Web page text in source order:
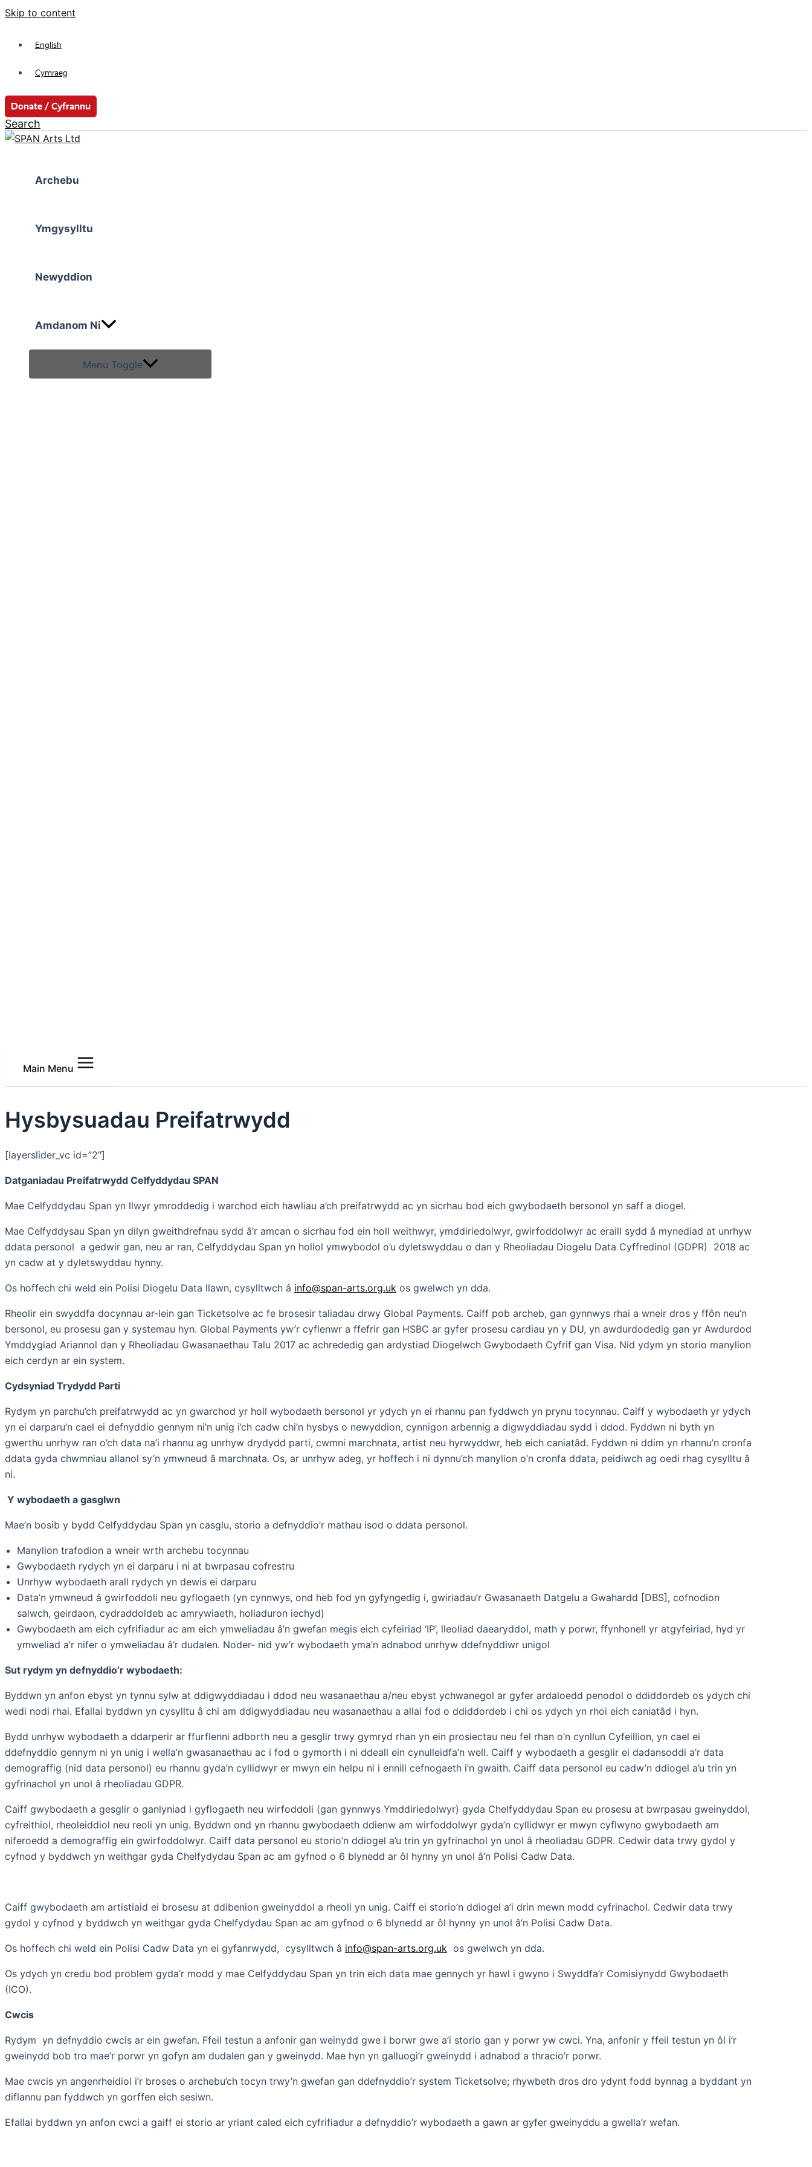
Skip to content
English
Cymraeg
Donate / Cyfrannu
Search
Archebu
Ymgysylltu
Newyddion
Amdanom Ni
Menu Toggle
Main Menu
Hysbysuadau Preifatrwydd
[layerslider_vc id=”2″]
Datganiadau Preifatrwydd Celfyddydau SPAN
Mae Celfyddydau Span yn llwyr ymroddedig i warchod eich hawliau a’ch preifatrwydd ac yn sicrhau bod eich gwybodaeth bersonol yn saff a diogel.
Mae Celfyddysau Span yn dilyn gweithdrefnau sydd â’r amcan o sicrhau fod ein holl weithwyr, ymddiriedolwyr, gwirfoddolwyr ac eraill sydd â mynediad at unrhyw
ddata personol a gedwir gan, neu ar ran, Celfyddydau Span yn hollol ymwybodol o’u dyletswyddau o dan y Rheoliadau Diogelu Data Cyffredinol (GDPR) 2018 ac
yn cadw at y dyletswyddau hynny.
Os hoffech chi weld ein Polisi Diogelu Data llawn, cysylltwch â info@span-arts.org.uk os gwelwch yn dda.
Rheolir ein swyddfa docynnau ar-lein gan Ticketsolve ac fe brosesir taliadau drwy Global Payments. Caiff pob archeb, gan gynnwys rhai a wneir dros y ffôn neu’n
bersonol, eu prosesu gan y systemau hyn. Global Payments yw’r cyflenwr a ffefrir gan HSBC ar gyfer prosesu cardiau yn y DU, yn awdurdodedig gan yr Awdurdod
Ymddygiad Ariannol dan y Rheoliadau Gwasanaethau Talu 2017 ac achrededig gan ardystiad Diogelwch Gwybodaeth Cyfrif gan Visa. Nid ydym yn storio manylion
eich cerdyn ar ein system.
Cydsyniad Trydydd Parti
Rydym yn parchu’ch preifatrwydd ac yn gwarchod yr holl wybodaeth bersonol yr ydych yn ei rhannu pan fyddwch yn prynu tocynnau. Caiff y wybodaeth yr ydych
yn ei darparu’n cael ei defnyddio gennym ni’n unig i’ch cadw chi’n hysbys o newyddion, cynnigon arbennig a digwyddiadau sydd i ddod. Fyddwn ni byth yn
gwerthu unrhyw ran o’ch data na’i rhannu ag unrhyw drydydd parti, cwmni marchnata, artist neu hyrwyddwr, heb eich caniatâd. Fyddwn ni ddim yn rhannu’n cronfa
ddata gyda chwmniau allanol sy’n ymwneud â marchnata. Os, ar unrhyw adeg, yr hoffech i ni dynnu’ch manylion o’n cronfa ddata, peidiwch ag oedi rhag cysylltu â
ni.
Y wybodaeth a gasglwn
Mae’n bosib y bydd Celfyddydau Span yn casglu, storio a defnyddio’r mathau isod o ddata personol.
Manylion trafodion a wneir wrth archebu tocynnau
Gwybodaeth rydych yn ei darparu i ni at bwrpasau cofrestru
Unrhyw wybodaeth arall rydych yn dewis ei darparu
Data’n ymwneud â gwirfoddoli neu gyflogaeth (yn cynnwys, ond heb fod yn gyfyngedig i, gwiriadau’r Gwasanaeth Datgelu a Gwahardd [DBS], cofnodion
salwch, geirdaon, cydraddoldeb ac amrywiaeth, holiaduron iechyd)
Gwybodaeth am eich cyfrifiadur ac am eich ymweliadau â’n gwefan megis eich cyfeiriad ‘IP’, lleoliad daearyddol, math y porwr, ffynhonell yr atgyfeiriad, hyd yr
ymweliad a’r nifer o ymweliadau â’r dudalen. Noder- nid yw’r wybodaeth yma’n adnabod unrhyw ddefnyddiwr unigol
Sut rydym yn defnyddio’r wybodaeth:
Byddwn yn anfon ebyst yn tynnu sylw at ddigwyddiadau i ddod neu wasanaethau a/neu ebyst ychwanegol ar gyfer ardaloedd penodol o ddiddordeb os ydych chi
wedi nodi rhai. Efallai byddwn yn cysylltu â chi am ddigwyddiadau neu wasanaethau a allai fod o ddiddordeb i chi os ydych yn rhoi eich caniatâd i hyn.
Bydd unrhyw wybodaeth a ddarperir ar ffurflenni adborth neu a gesglir trwy gymryd rhan yn ein prosiectau neu fel rhan o’n cynllun Cyfeillion, yn cael ei
ddefnyddio gennym ni yn unig i wella’n gwasanaethau ac i fod o gymorth i ni ddeall ein cynulleidfa’n well. Caiff y wybodaeth a gesglir ei dadansoddi a’r data
demograffig (nid data personol) eu rhannu gyda’n cyllidwyr er mwyn ein helpu ni i ennill cefnogaeth i’n gwaith. Caiff data personol eu cadw’n ddiogel a’u trin yn
gyfrinachol yn unol â rheoliadau GDPR.
Caiff gwybodaeth a gesglir o ganlyniad i gyflogaeth neu wirfoddoli (gan gynnwys Ymddiriedolwyr) gyda Chelfyddydau Span eu prosesu at bwrpasau gweinyddol,
cyfreithiol, rheoleiddiol neu reoli yn unig. Byddwn ond yn rhannu gwybodaeth ddienw am wirfoddolwyr gyda’n cyllidwyr er mwyn cyflwyno gwybodaeth am
niferoedd a demograffig ein gwirfoddolwyr. Caiff data personol eu storio’n ddiogel a’u trin yn gyfrinachol yn unol â rheoliadau GDPR. Cedwir data trwy gydol y
cyfnod y byddwch yn weithgar gyda Chelfydydau Span ac am gyfnod o 6 blynedd ar ôl hynny yn unol â’n Polisi Cadw Data.
Caiff gwybodaeth am artistiaid ei brosesu at ddibenion gweinyddol a rheoli yn unig. Caiff ei storio’n ddiogel a’i drin mewn modd cyfrinachol. Cedwir data trwy
gydol y cyfnod y byddwch yn weithgar gyda Chelfydydau Span ac am gyfnod o 6 blynedd ar ôl hynny yn unol â’n Polisi Cadw Data.
Os hoffech chi weld ein Polisi Cadw Data yn ei gyfanrwydd, cysylltwch â info@span-arts.org.uk os gwelwch yn dda.
Os ydych yn credu bod problem gyda’r modd y mae Celfyddydau Span yn trin eich data mae gennych yr hawl i gwyno i Swyddfa’r Comisiynydd Gwybodaeth
(ICO).
Cwcis
Rydym yn defnyddio cwcis ar ein gwefan. Ffeil testun a anfonir gan weinydd gwe i borwr gwe a’i storio gan y porwr yw cwci. Yna, anfonir y ffeil testun yn ôl i’r
gweinydd bob tro mae’r porwr yn gofyn am dudalen gan y gweinydd. Mae hyn yn galluogi’r gweinydd i adnabod a thracio’r porwr.
Mae cwcis yn angenrheidiol i’r broses o archebu’ch tocyn trwy’n gwefan gan ddefnyddio’r system Ticketsolve; rhywbeth dros dro ydynt fodd bynnag a byddant yn
diflannu pan fyddwch yn gorffen eich sesiwn.
Efallai byddwn yn anfon cwci a gaiff ei storio ar yriant caled eich cyfrifiadur a defnyddio’r wybodaeth a gawn ar gyfer gweinyddu a gwella’r wefan.